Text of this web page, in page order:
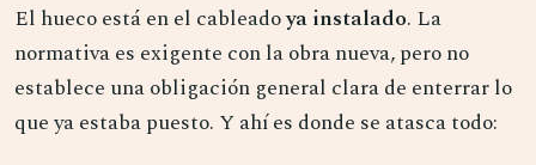
El hueco está en el cableadoya instalado. La
normativa es exigente con la obra nueva, pero no
establece una obligación general clara de enterrar lo
que ya estaba puesto. Y ahí es donde se atasca todo: